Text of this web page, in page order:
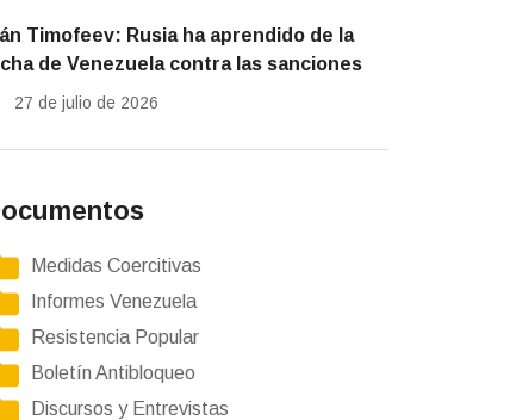
Timofeev: Rusia ha aprendido de la
de Venezuela contra las sanciones
27 de julio de 2026
Medidas Coercitivas
Informes Venezuela
Resistencia Popular
Boletín Antibloqueo
Discursos y Entrevistas